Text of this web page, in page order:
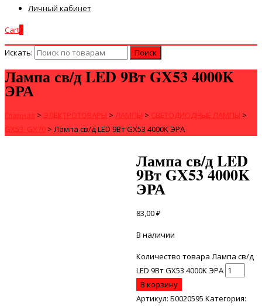
Личный кабинет
Cart
Искать:
Лампа св/д LED 9Вт GX53 4000K
ЭРА
Главная > ЭЛЕКТРОТОВАРЫ > ЛАМПЫ > СВЕТОДИОДНЫЕ ЛАМПЫ >
GX53, GX70 > Лампа св/д LED 9Вт GX53 4000K ЭРА
Лампа св/д LED
9Вт GX53 4000K
ЭРА
83,00₽
В наличии
Количество товара Лампа св/д
LED 9Вт GX53 4000K ЭРА
В корзину
Артикул: Б0020595 Категория: